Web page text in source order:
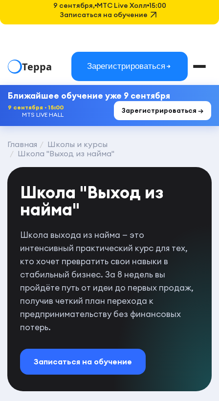
Терра Зарегистрироваться
Ближайшее обучение уже 9 сентября
9 сентября · 15:00
MTS LIVE HALL
Зарегистрироваться →
Главная
Школы и курсы
Школа "Выход из найма"
Школа "Выход из
найма"
Школа выхода из найма — это
интенсивный практический курс для тех,
кто хочет превратить свои навыки в
стабильный бизнес. За 8 недель вы
пройдёте путь от идеи до первых продаж,
получив четкий план перехода к
предпринимательству без финансовых
потерь.
Записаться на обучение
9 сентября, MTC Live Холл 15:00
Записаться на обучение